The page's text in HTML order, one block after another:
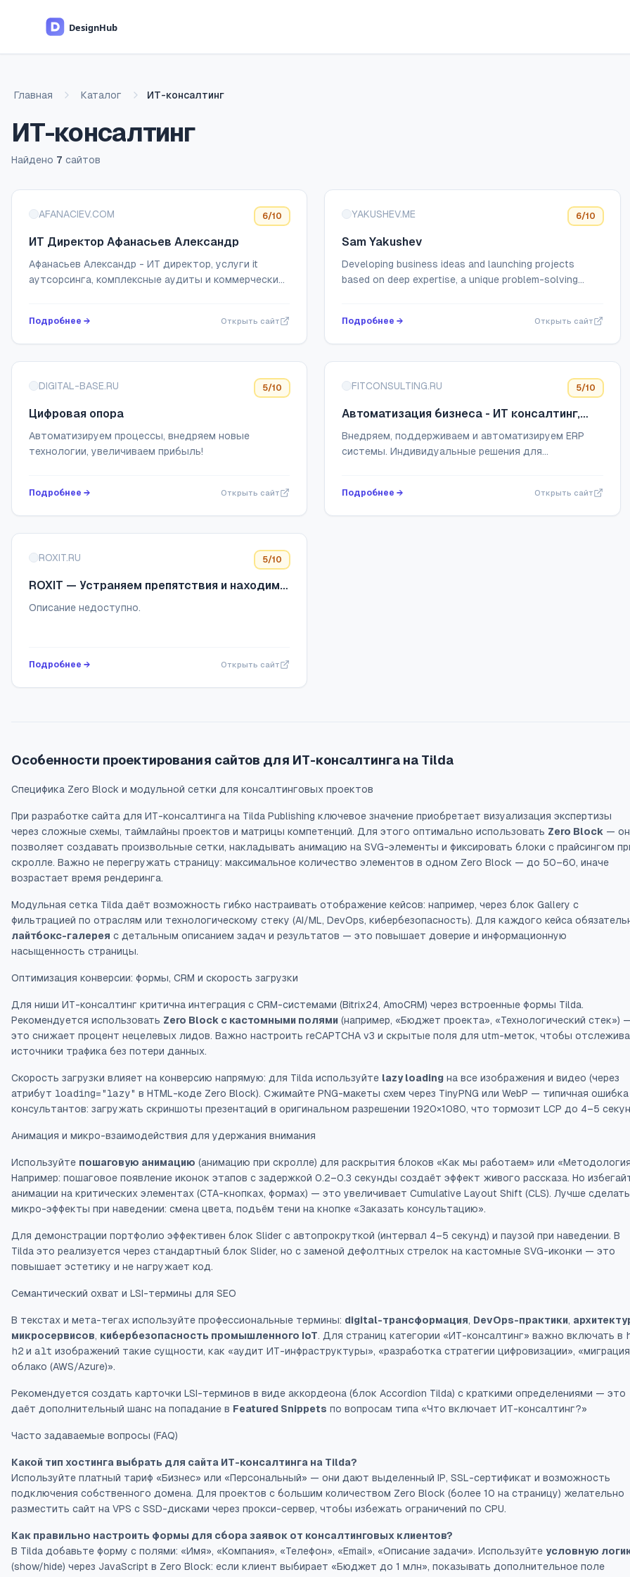
Главная Каталог ИТ-консалтинг
ИТ-консалтинг
Найдено 7 сайтов
Список сайтов
AFANACIEV.COM 6/10
ИТ Директор Афанасьев Александр
Афанасьев Александр - ИТ директор, услуги it
аутсорсинга, комплексные аудиты и коммерческие
Подробнее → Открыть сайт
YAKUSHEV.ME 6/10
Sam Yakushev
Developing business ideas and launching projects
based on deep expertise, a unique problem-solving
Подробнее → Открыть сайт
DIGITAL-BASE.RU 5/10
Цифровая опора
Автоматизируем процессы, внедряем новые
технологии, увеличиваем прибыль!
Подробнее → Открыть сайт
FITCONSULTING.RU 5/10
Автоматизация бизнеса - ИТ консалтинг,
технологии автоматизации процессов
компании
Внедряем, поддерживаем и автоматизируем ERP
системы. Индивидуальные решения для
программным обес...
Подробнее → Открыть сайт
ROXIT.RU 5/10
ROXIT — Устраняем препятствия и находим
точки роста бизнеса.
Описание недоступно.
Подробнее → Открыть сайт
Особенности проектирования сайтов для ИТ-консалтинга на Tilda
Специфика Zero Block и модульной сетки для консалтинговых проектов
При разработке сайта для ИТ-консалтинга на Tilda Publishing ключевое значение приобретает визуализация экспертизы
через сложные схемы, таймлайны проектов и матрицы компетенций. Для этого оптимально использовать Zero Block — он
позволяет создавать произвольные сетки, накладывать анимацию на SVG-элементы и фиксировать блоки с прайсингом
скролле. Важно не перегружать страницу: максимальное количество элементов в одном Zero Block — до 50–60, иначе
возрастает время рендеринга.
Модульная сетка Tilda даёт возможность гибко настраивать отображение кейсов: например, через блок Gallery с
фильтрацией по отраслям или технологическому стеку (AI/ML, DevOps, кибербезопасность). Для каждого кейса
лайтбокс-галерея с детальным описанием задач и результатов — это повышает доверие и информационную
насыщенность страницы.
Оптимизация конверсии: формы, CRM и скорость загрузки
Для ниши ИТ-консалтинг критична интеграция с CRM-системами (Bitrix24, AmoCRM) через встроенные формы Tilda.
Рекомендуется использовать Zero Block с кастомными полями (например, «Бюджет проекта», «Технологический стек»)
это снижает процент нецелевых лидов. Важно настроить reCAPTCHA v3 и скрытые поля для utm-меток, чтобы
источники трафика без потери данных.
Скорость загрузки влияет на конверсию напрямую: для Tilda используйте lazy loading на все изображения и видео (через
атрибут loading="lazy" в HTML-коде Zero Block). Сжимайте PNG-макеты схем через TinyPNG или WebP — типичная ошибка
консультантов: загружать скриншоты презентаций в оригинальном разрешении 1920×1080, что тормозит LCP до 4–5
Анимация и микро-взаимодействия для удержания внимания
Используйте пошаговую анимацию (анимацию при скролле) для раскрытия блоков «Как мы работаем» или
Например: пошаговое появление иконок этапов с задержкой 0.2–0.3 секунды создаёт эффект живого рассказа. Но
анимации на критических элементах (CTA-кнопках, формах) — это увеличивает Cumulative Layout Shift (CLS). Лучше сделать
микро-эффекты при наведении: смена цвета, подъём тени на кнопке «Заказать консультацию».
Для демонстрации портфолио эффективен блок Slider с автопрокруткой (интервал 4–5 секунд) и паузой при наведении. В
Tilda это реализуется через стандартный блок Slider, но с заменой дефолтных стрелок на кастомные SVG-иконки — это
повышает эстетику и не нагружает код.
Семантический охват и LSI-термины для SEO
В текстах и мета-тегах используйте профессиональные термины: digital-трансформация, DevOps-практики,
микросервисов, кибербезопасность промышленного IoT. Для страниц категории «ИТ-консалтинг» важно включать в
h2 и alt изображений такие сущности, как «аудит ИТ-инфраструктуры», «разработка стратегии цифровизации»,
облако (AWS/Azure)».
Рекомендуется создать карточки LSI-терминов в виде аккордеона (блок Accordion Tilda) с краткими определениями — это
даёт дополнительный шанс на попадание в Featured Snippets по вопросам типа «Что включает ИТ-консалтинг?»
Часто задаваемые вопросы (FAQ)
Какой тип хостинга выбрать для сайта ИТ-консалтинга на Tilda?
Используйте платный тариф «Бизнес» или «Персональный» — они дают выделенный IP, SSL-сертификат и возможность
подключения собственного домена. Для проектов с большим количеством Zero Block (более 10 на страницу) желательно
разместить сайт на VPS с SSD-дисками через прокси-сервер, чтобы избежать ограничений по CPU.
Как правильно настроить формы для сбора заявок от консалтинговых клиентов?
В Tilda добавьте форму с полями: «Имя», «Компания», «Телефон», «Email», «Описание задачи». Используйте условную
(show/hide) через JavaScript в Zero Block: если клиент выбирает «Бюджет до 1 млн», показывать дополнительное поле